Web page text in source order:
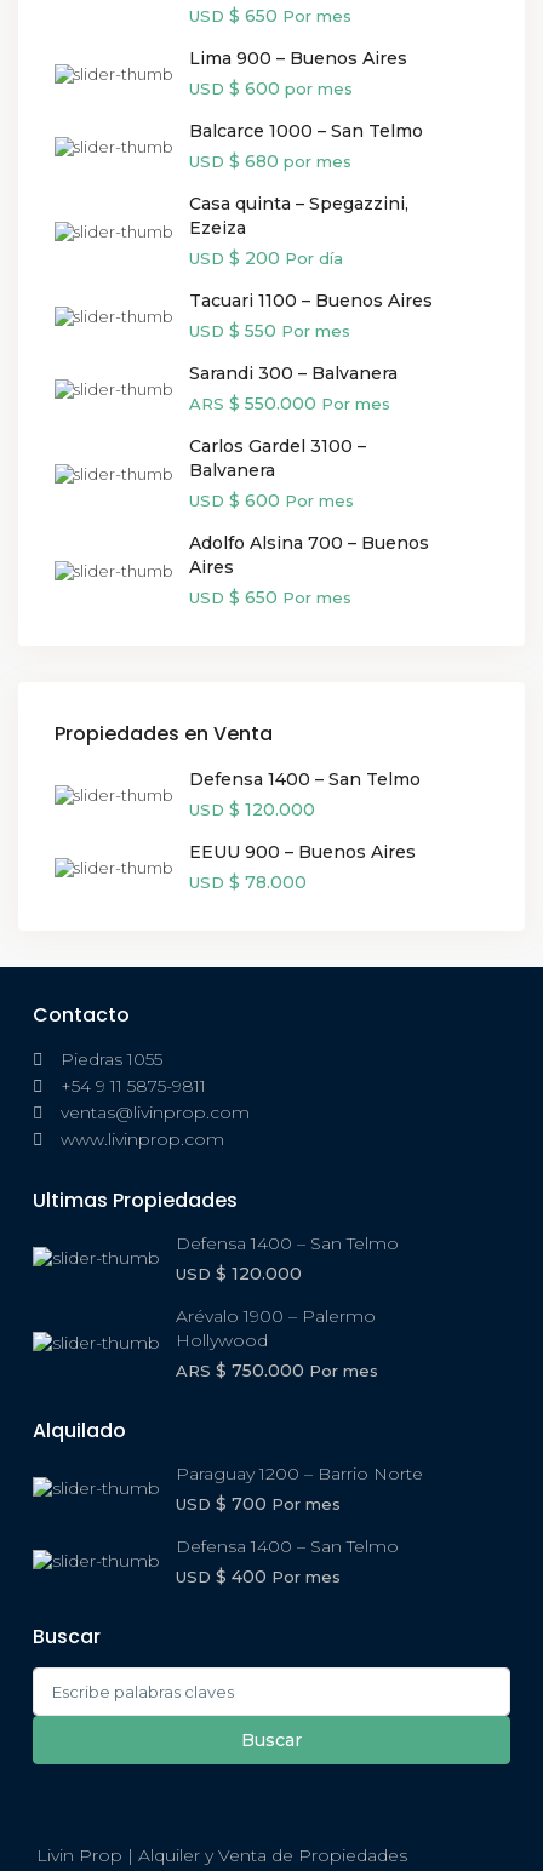
USD $ 650 Por mes
Lima 900 – Buenos Aires
USD $ 600 por mes
Balcarce 1000 – San Telmo
USD $ 680 por mes
Casa quinta – Spegazzini,
Ezeiza
USD $ 200 Por día
Tacuari 1100 – Buenos Aires
USD $ 550 Por mes
Sarandi 300 – Balvanera
ARS $ 550.000 Por mes
Carlos Gardel 3100 –
Balvanera
USD $ 600 Por mes
Adolfo Alsina 700 – Buenos
Aires
USD $ 650 Por mes
Propiedades en Venta
Defensa 1400 – San Telmo
USD $ 120.000
EEUU 900 – Buenos Aires
USD $ 78.000
Contacto
Piedras 1055
+54 9 11 5875-9811
ventas@livinprop.com
www.livinprop.com
Ultimas Propiedades
Defensa 1400 – San Telmo
USD $ 120.000
Arévalo 1900 – Palermo
Hollywood
ARS $ 750.000 Por mes
Alquilado
Paraguay 1200 – Barrio Norte
USD $ 700 Por mes
Defensa 1400 – San Telmo
USD $ 400 Por mes
Buscar
Search
for:
Buscar
Livin Prop | Alquiler y Venta de Propiedades